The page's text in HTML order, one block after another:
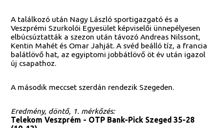
A találkozó után Nagy László sportigazgató és a
Veszprémi Szurkolói Egyesület képviselői ünnepélyesen
elbúcsúztatták a szezon után távozó Andreas Nilssont,
Kentin Mahét és Omar Jahját. A svéd beálló tíz, a francia
balátlövő hat, az egyiptomi jobbátlövő öt év után igazol
új csapathoz.
A második meccset szerdán rendezik Szegeden.
Eredmény, döntő, 1. mérkőzés:
Telekom Veszprém - OTP Bank-Pick Szeged 35-28